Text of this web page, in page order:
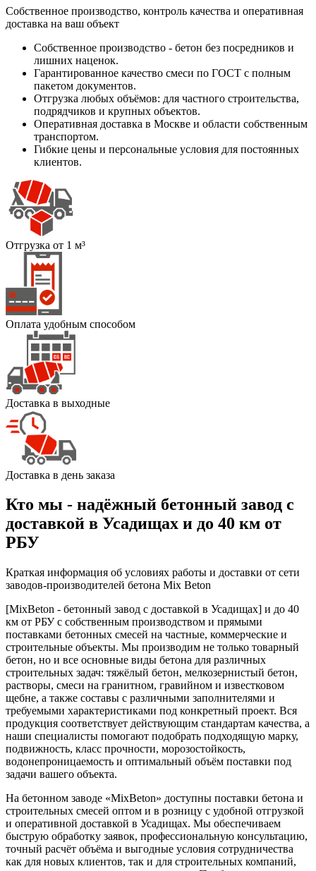
Собственное производство, контроль качества и оперативная
доставка на ваш объект
Собственное производство - бетон без посредников и
лишних наценок.
Гарантированное качество смеси по ГОСТ с полным
пакетом документов.
Отгрузка любых объёмов: для частного строительства,
подрядчиков и крупных объектов.
Оперативная доставка в Москве и области собственным
транспортом.
Гибкие цены и персональные условия для постоянных
клиентов.
Отгрузка от 1 м³
Оплата удобным способом
Доставка в выходные
Доставка в день заказа
Кто мы - надёжный бетонный завод с
доставкой в Усадищах и до 40 км от
РБУ
Краткая информация об условиях работы и доставки от сети
заводов-производителей бетона Mix Beton
[MixBeton - бетонный завод с доставкой в Усадищах] и до 40
км от РБУ с собственным производством и прямыми
поставками бетонных смесей на частные, коммерческие и
строительные объекты. Мы производим не только товарный
бетон, но и все основные виды бетона для различных
строительных задач: тяжёлый бетон, мелкозернистый бетон,
растворы, смеси на гранитном, гравийном и известковом
щебне, а также составы с различными заполнителями и
требуемыми характеристиками под конкретный проект. Вся
продукция соответствует действующим стандартам качества, а
наши специалисты помогают подобрать подходящую марку,
подвижность, класс прочности, морозостойкость,
водонепроницаемость и оптимальный объём поставки под
задачи вашего объекта.
На бетонном заводе «MixBeton» доступны поставки бетона и
строительных смесей оптом и в розницу с удобной отгрузкой
и оперативной доставкой в Усадищах. Мы обеспечиваем
быструю обработку заявок, профессиональную консультацию,
точный расчёт объёма и выгодные условия сотрудничества
как для новых клиентов, так и для строительных компаний,